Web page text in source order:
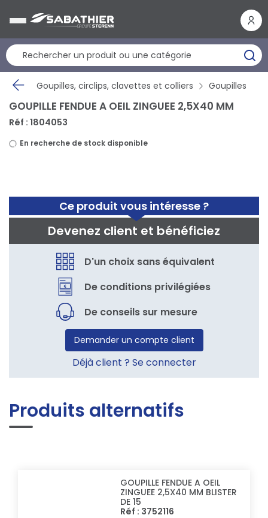
Goupilles, circlips, clavettes et colliers Goupilles
Ce produit vous intéresse ?
Devenez client et bénéficiez
D'un choix sans équivalent
De conditions privilégiées
De conseils sur mesure
Demander un compte client
Déjà client ? Se connecter
GOUPILLE FENDUE A OEIL ZINGUEE 2,5X40 MM
Réf : 1804053
En recherche de stock disponible
Produits alternatifs
GOUPILLE FENDUE A OEIL
ZINGUEE 2,5X40 MM BLISTER
DE 15
Réf : 3752116